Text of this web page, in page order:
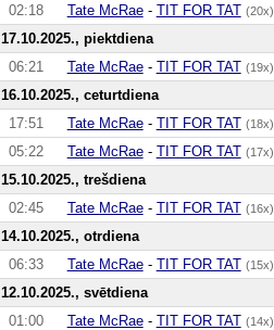
02:18
Tate McRae- TIT FOR TAT (20x)
17.10.2025., piektdiena
06:21
Tate McRae- TIT FOR TAT (19x)
16.10.2025., ceturtdiena
17:51
Tate McRae- TIT FOR TAT (18x)
05:22
Tate McRae- TIT FOR TAT (17x)
15.10.2025., trešdiena
02:45
Tate McRae- TIT FOR TAT (16x)
14.10.2025., otrdiena
06:33
Tate McRae- TIT FOR TAT (15x)
12.10.2025., svētdiena
01:00
Tate McRae- TIT FOR TAT (14x)